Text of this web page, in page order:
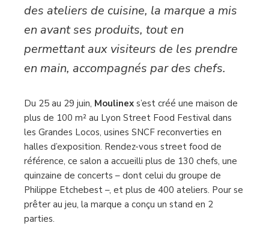
des ateliers de cuisine, la marque a mis
en avant ses produits, tout en
permettant aux visiteurs de les prendre
en main, accompagnés par des chefs.
Du 25 au 29 juin, Moulinex s’est créé une maison de
plus de 100 m² au Lyon Street Food Festival dans
les Grandes Locos, usines SNCF reconverties en
halles d’exposition. Rendez-vous street food de
référence, ce salon a accueilli plus de 130 chefs, une
quinzaine de concerts – dont celui du groupe de
Philippe Etchebest –, et plus de 400 ateliers. Pour se
prêter au jeu, la marque a conçu un stand en 2
parties.